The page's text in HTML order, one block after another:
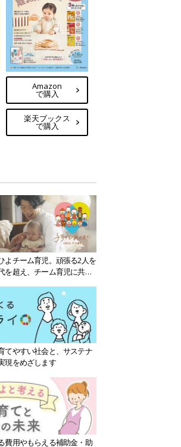
Amazon
で購入
楽天ブックス
で購入
よチーム育児。頑張る2人を
を超え、チーム育児に共感
てやすい社会と、サステナ
現をめざします
費用やもらえる補助金・助